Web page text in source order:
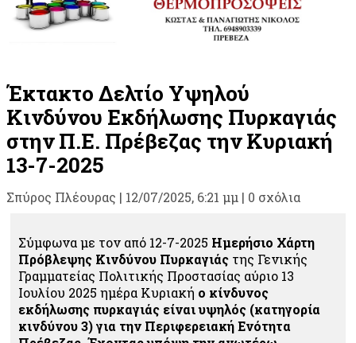
Έκτακτο Δελτίο Υψηλού
Κινδύνου Εκδήλωσης Πυρκαγιάς
στην Π.Ε. Πρέβεζας την Κυριακή
13-7-2025
Σπύρος Πλέουρας | 12/07/2025, 6:21 μμ | 0 σχόλια
Σύμφωνα με τον από 12-7-2025 Ημερήσιο Χάρτη
Πρόβλεψης Κινδύνου Πυρκαγιάς της Γενικής
Γραμματείας Πολιτικής Προστασίας αύριο 13
Ιουλίου 2025 ημέρα Κυριακή ο κίνδυνος
εκδήλωσης πυρκαγιάς είναι υψηλός (κατηγορία
κινδύνου 3) για την Περιφερειακή Ενότητα